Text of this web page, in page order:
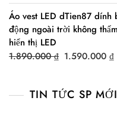
price
was:
1.299.000 ₫.
is:
Áo vest LED dTien87 dính
động ngoài trời không
hiển thị LED
1.890.000₫ Original
1.890.000 ₫.
1.590.000 ₫
TIN TỨC SP MỚI